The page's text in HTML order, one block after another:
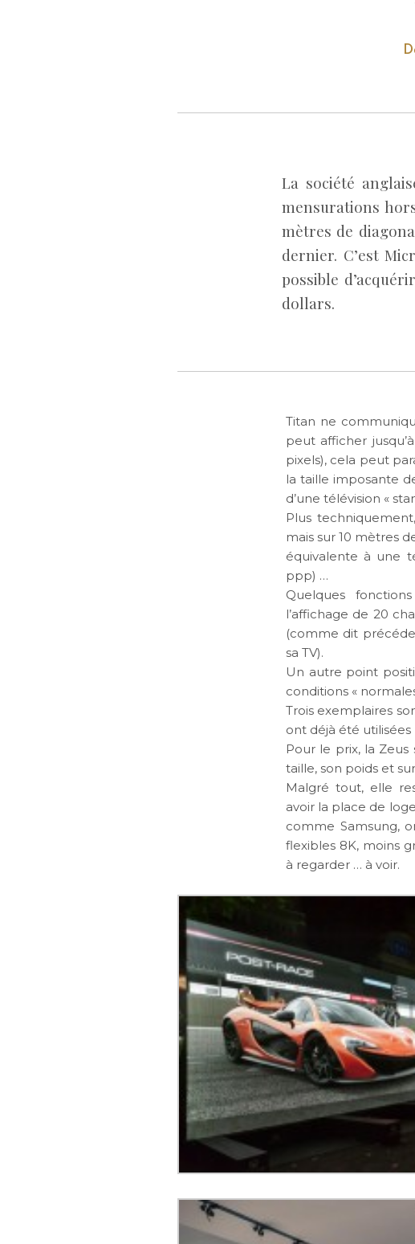
La société
mensurations
mètres de
dernier. C’est
possible
dollars.
Titan ne
peut afficher
pixels), cela peut
la taille imposante
d’une télévision «
Plus
mais sur 10 mètres
équivalente à une
ppp) …
Quelques
l’affichage de 20
(comme dit
sa TV).
Un autre point
conditions «
Trois exemplaires
ont déjà été utilisées
Pour le prix, la
taille, son poids et
Malgré tout, elle
avoir la place de
comme Samsung,
flexibles 8K, moins
à regarder … à voir.